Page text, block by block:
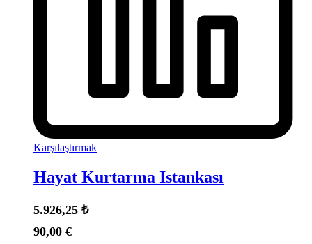
Karşılaştırmak
Hayat Kurtarma Istankası
5.926,25 ₺
90,00 €